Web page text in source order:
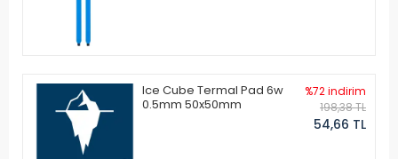
Ice Cube Termal Pad 6w
0.5mm 50x50mm
%72 indirim
198,38 TL
54,66 TL